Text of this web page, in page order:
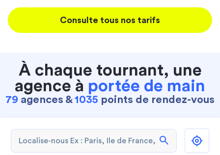
Consulte tous nos tarifs
À chaque tournant, une
agence à portée de main
79 agences &1035 points de rendez-vous
search